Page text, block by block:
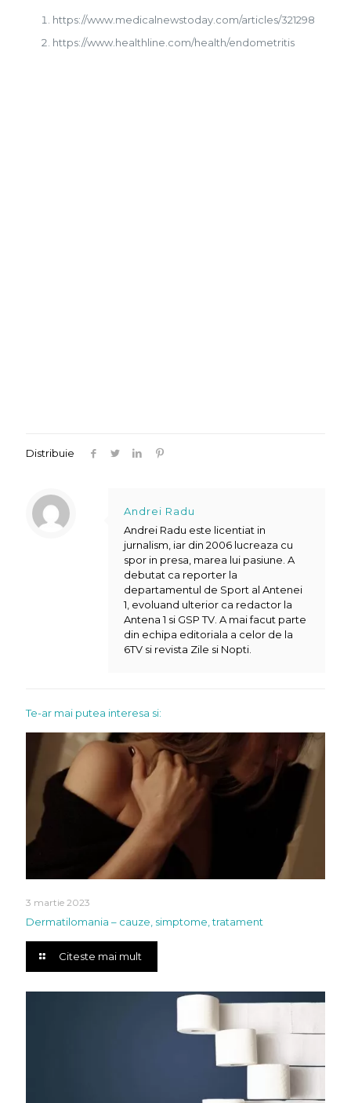
https://www.medicalnewstoday.com/articles/321298
https://www.healthline.com/health/endometritis
Distribuie
Andrei Radu
Andrei Radu este licentiat in
jurnalism, iar din 2006 lucreaza cu
spor in presa, marea lui pasiune. A
debutat ca reporter la
departamentul de Sport al Antenei
1, evoluand ulterior ca redactor la
Antena 1 si GSP TV. A mai facut parte
din echipa editoriala a celor de la
6TV si revista Zile si Nopti.
Te-ar mai putea interesa si:
3 martie 2023
Dermatilomania – cauze, simptome, tratament
Citeste mai mult